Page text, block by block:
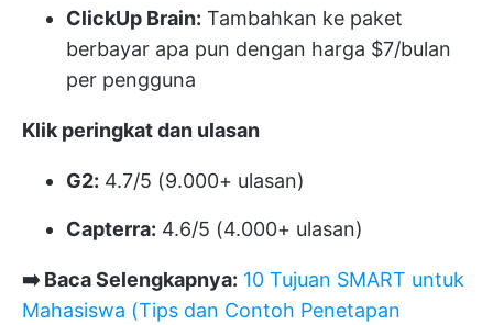
ClickUp Brain: Tambahkan ke paket
berbayar apa pun dengan harga $7/bulan
per pengguna
Klik peringkat dan ulasan
G2: 4.7/5 (9.000+ ulasan)
Capterra: 4.6/5 (4.000+ ulasan)
➡️ Baca Selengkapnya: 10 Tujuan SMART untuk
Mahasiswa (Tips dan Contoh Penetapan